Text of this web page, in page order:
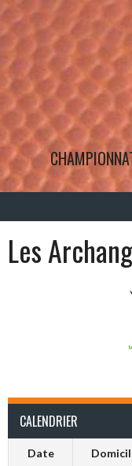
Aller
au
Les
CALENDRIER
Date